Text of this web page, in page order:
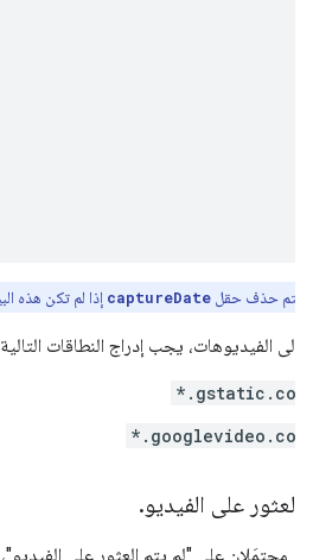
يتم حذف حقل captureDate إذا لم تكن هذه
إلى الفيديوهات، يجب إدراج النطاقات
*.gstatic.com
*.googlevideo.com
العثور على الفيديو.
محتمَلان على "لم يتم العثور على